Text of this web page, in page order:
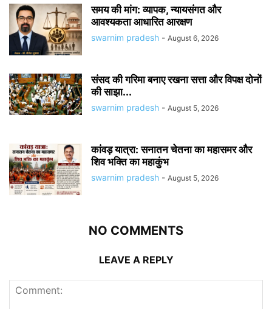
समय की मांग: व्यापक, न्यायसंगत और
आवश्यकता आधारित आरक्षण
swarnim pradesh - August 6, 2026
संसद की गरिमा बनाए रखना सत्ता और विपक्ष दोनों
की साझा...
swarnim pradesh - August 5, 2026
कांवड़ यात्रा: सनातन चेतना का महासमर और
शिव भक्ति का महाकुंभ
swarnim pradesh - August 5, 2026
NO COMMENTS
LEAVE A REPLY